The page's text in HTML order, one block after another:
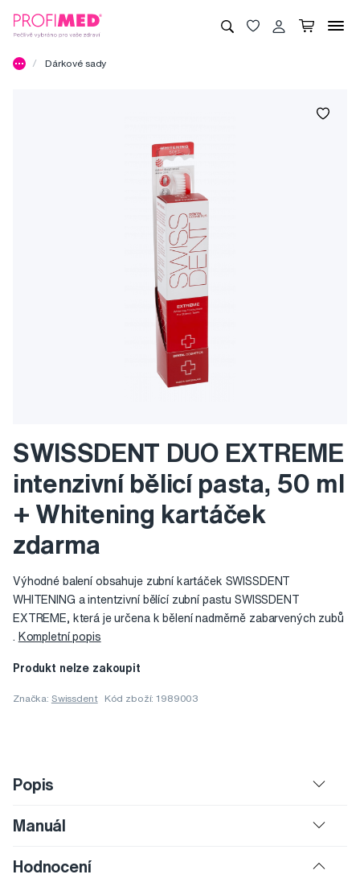
Dárkové sady
SWISSDENT DUO EXTREME
intenzivní bělicí pasta, 50 ml
+ Whitening kartáček
zdarma
Výhodné balení obsahuje zubní kartáček SWISSDENT
WHITENING a intentzivní bělící zubní pastu SWISSDENT
EXTREME, která je určena k bělení nadměrně zabarvených zubů
. Kompletní popis
Produkt nelze zakoupit
Značka: Swissdent Kód zboží: 1989003
Popis
Manuál
Hodnocení